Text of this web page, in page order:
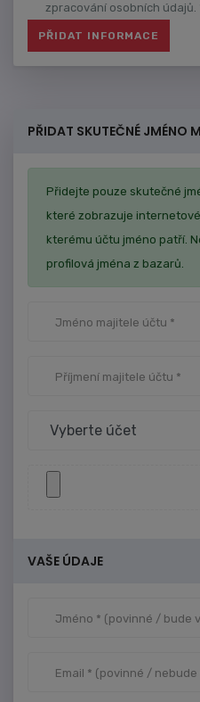
zpracování osobních údajů.
PŘIDAT SKUTEČNÉ JMÉNO
Přidejte pouze skutečné
které zobrazuje
kterému účtu jméno patří.
profilová jména z bazarů.
VAŠE ÚDAJE